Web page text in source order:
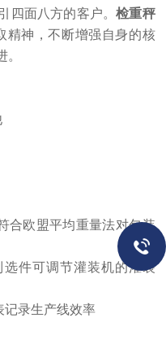
四面八方的客户。检重秤
精神，不断增强自身的核
合欧盟平均重量法对包装
选件可调节灌装机的灌装
记录生产线效率